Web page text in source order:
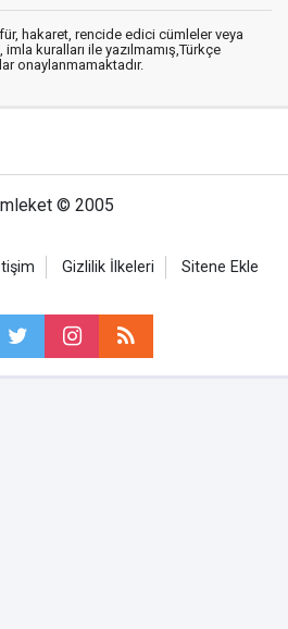
hakaret, rencide edici cümleler veya
kuralları ile yazılmamış,Türkçe
onaylanmamaktadır.
© 2005
Gizlilik İlkeleri Sitene Ekle